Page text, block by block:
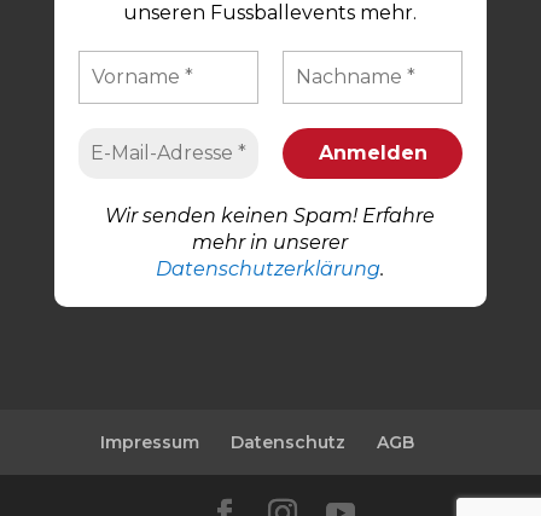
unseren Fussballevents mehr.
Wir senden keinen Spam! Erfahre
mehr in unserer
Datenschutzerklärung.
Impressum Datenschutz AGB